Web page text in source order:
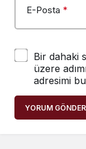
E-Posta *
Bir dahaki
üzere
adresimi
YORUM GÖNDER